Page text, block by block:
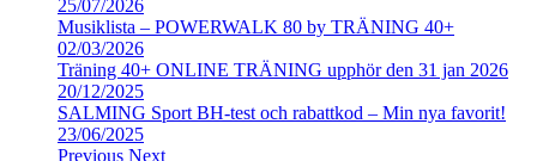
25/07/2026
Musiklista – POWERWALK 80 by TRÄNING 40+
02/03/2026
Träning 40+ ONLINE TRÄNING upphör den 31 jan 2026
20/12/2025
SALMING Sport BH-test och rabattkod – Min nya favorit!
23/06/2025
Previous Next